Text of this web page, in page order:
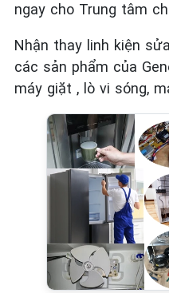
ngay cho Trung tâm
Nhận thay linh kiện
các sản phẩm của
máy giặt , lò vi sóng,